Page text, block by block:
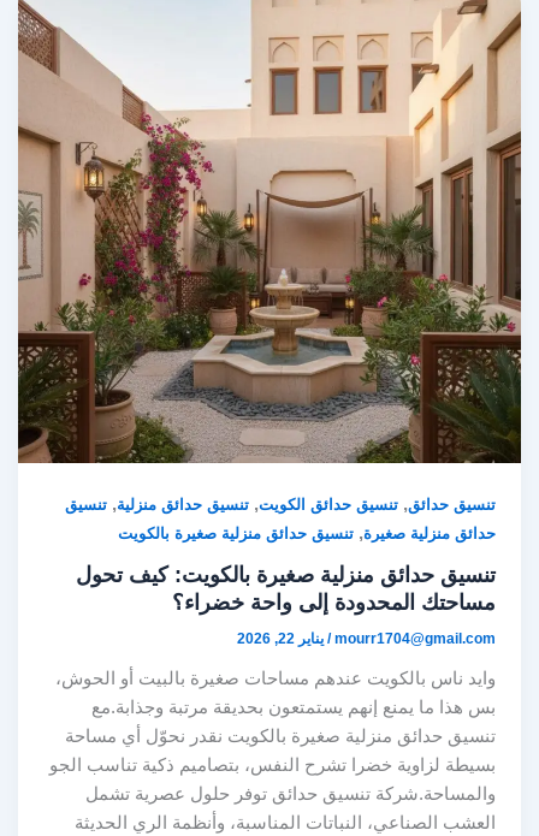
تنسيق حدائق,تنسيق حدائق الكويت,تنسيق حدائق منزلية,تنسيق
حدائق منزلية صغيرة,تنسيق حدائق منزلية صغيرة بالكويت
تنسيق حدائق منزلية صغيرة بالكويت: كيف تحول
مساحتك المحدودة إلى واحة خضراء؟
mourr1704@gmail.com
/يناير 22, 2026
وايد ناس بالكويت عندهم مساحات صغيرة بالبيت أو الحوش،
بس هذا ما يمنع إنهم يستمتعون بحديقة مرتبة وجذابة.مع
تنسيق حدائق منزلية صغيرة بالكويت نقدر نحوّل أي مساحة
بسيطة لزاوية خضرا تشرح النفس، بتصاميم ذكية تناسب الجو
والمساحة.شركة تنسيق حدائق توفر حلول عصرية تشمل
العشب الصناعي، النباتات المناسبة، وأنظمة الري الحديثة